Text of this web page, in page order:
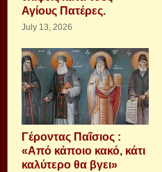
Αγίους Πατέρες.
July 13, 2026
Γέροντας Παΐσιος :
«Από κάποιο κακό, κάτι
καλύτερο θα βγει»